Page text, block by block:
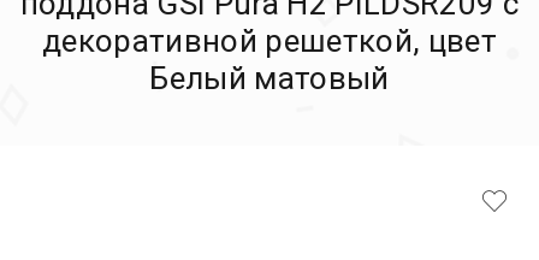
декоративной решеткой, цвет
Белый матовый